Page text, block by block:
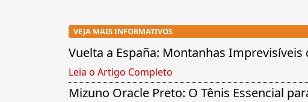
VEJA MAIS INFORMATIVOS
Vuelta a España: Montanhas Imprevisíveis
Leia o Artigo Completo
Mizuno Oracle Preto: O Tênis Essencial